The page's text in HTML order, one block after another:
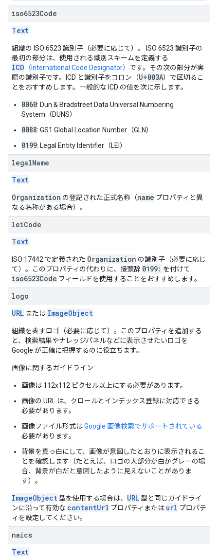
iso6523Code
Text
組織の ISO 6523 識別子（必要に応じて）。 ISO 6523 識別子の
最初の部分は、使用される識別スキームを定義する
ICD （International Code Designator） です。その次の部分が実
際の識別子です。ICD と識別子をコロン（U+003A）で区切るこ
とをおすすめします。一般的な ICD の値を次に示します。
0060: Dun & Bradstreet Data Universal Numbering
System（DUNS）
0088: GS1 Global Location Number（GLN）
0199: Legal Entity Identifier（LEI）
legalName
Text
Organization の登記された正式名称（name プロパティと異
なる名称がある場合）。
leiCode
Text
ISO 17442 で定義された Organization の識別子（必要に応じ
て）。このプロパティの代わりに、接頭辞 0199: を付けて
iso6523Code フィールドを使用することをおすすめします。
logo
URL または ImageObject
組織を表すロゴ（必要に応じて）。このプロパティを追加する
と、検索結果やナレッジパネルなどに表示させたいロゴを
Google が正確に把握するのに役立ちます。
画像に関するガイドライン:
画像は 112x112 ピクセル以上にする必要があります。
画像の URL は、クロールとインデックス登録に対応できる
必要があります。
画像ファイル形式はGoogle 画像検索でサポートされている
必要があります。
背景を真っ白にして、画像が意図したとおりに表示されるこ
とを確認します（たとえば、ロゴの大部分が白かグレーの場
合、背景が白だと意図したように見えないことがありま
す）。
ImageObject 型を使用する場合は、 URL 型と同じガイドライ
ンに沿って有効な contentUrl プロパティまたは url プロパテ
ィを設定してください。
naics
Text